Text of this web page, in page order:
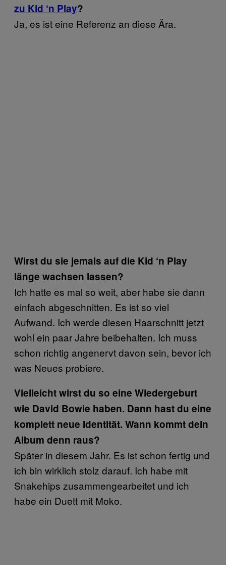
zu Kid ‘n Play?
Ja, es ist eine Referenz an diese Ära.
Wirst du sie jemals auf die Kid ‘n Play
länge wachsen lassen?
Ich hatte es mal so weit, aber habe sie dann
einfach abgeschnitten. Es ist so viel
Aufwand. Ich werde diesen Haarschnitt jetzt
wohl ein paar Jahre beibehalten. Ich muss
schon richtig angenervt davon sein, bevor ich
was Neues probiere.
Vielleicht wirst du so eine Wiedergeburt
wie David Bowie haben. Dann hast du eine
komplett neue Identität. Wann kommt dein
Album denn raus?
Später in diesem Jahr. Es ist schon fertig und
ich bin wirklich stolz darauf. Ich habe mit
Snakehips zusammengearbeitet und ich
habe ein Duett mit Moko.